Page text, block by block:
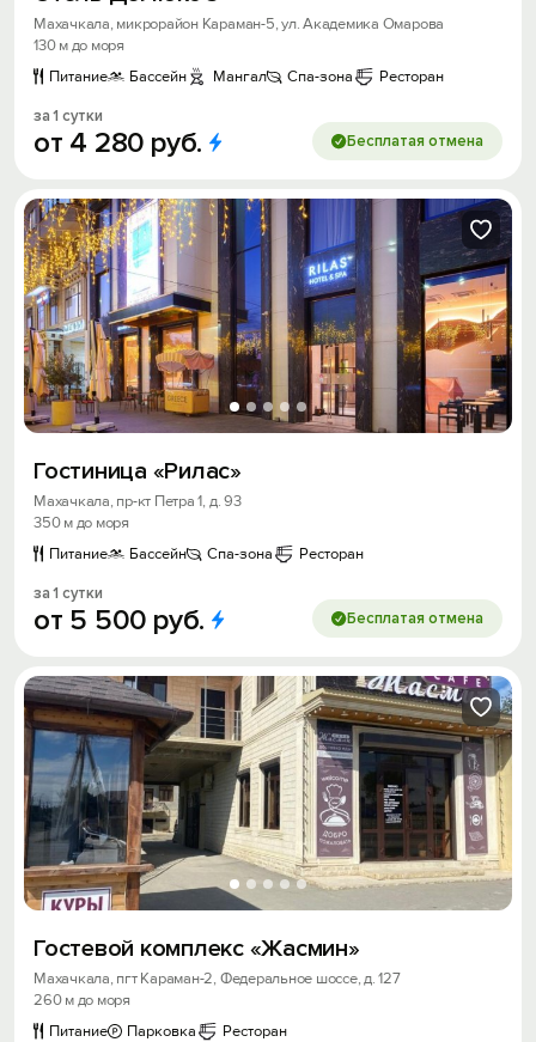
Махачкала, микрорайон Караман-5, ул. Академика Омарова
130 м до моря
Питание
Бассейн Мангал Спа-зона Ресторан
за 1 сутки
от 4 280 руб. Бесплатая отмена
Гостиница «Рилас»
Махачкала, пр-кт Петра 1, д. 93
350 м до моря
Питание
Бассейн Спа-зона Ресторан
за 1 сутки
от 5 500 руб. Бесплатая отмена
Гостевой комплекс «Жасмин»
Махачкала, пгт Караман-2, Федеральное шоссе, д. 127
260 м до моря
Питание
Парковка Ресторан